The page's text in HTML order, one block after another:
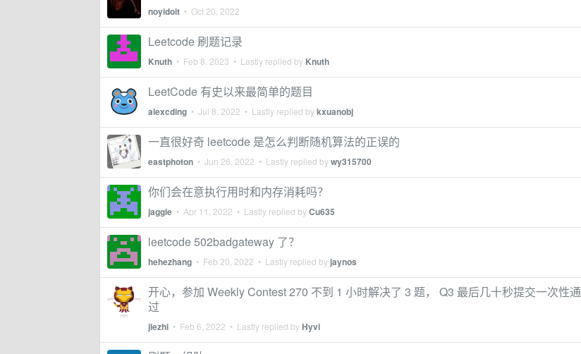
noyidoit • Oct 20, 2022
Leetcode 刷题记录
Knuth • Feb 8, 2023 • Lastly replied by Knuth
LeetCode 有史以来最简单的题目
alexcding • Jul 8, 2022 • Lastly replied bykxuanobj
一直很好奇 leetcode 是怎么判断随机算法的正误的
eastphoton • Jun 26, 2022 • Lastly replied bywy315700
你们会在意执行用时和内存消耗吗？
jaggle • Apr 11, 2022 • Lastly replied byCu635
leetcode 502badgateway 了？
hehezhang • Feb 20, 2022 • Lastly replied by jaynos
开心，参加 Weekly Contest 270 不到 1 小时解决了 3 题， Q3 最后几十秒提交一次性通
过
jiezhi • Feb 6, 2022 • Lastly replied byHyvi